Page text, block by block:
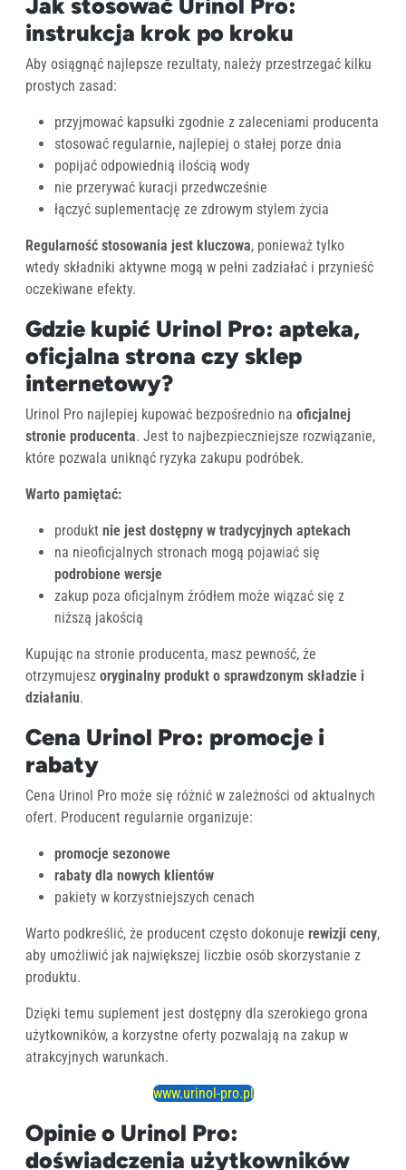
Jak stosować Urinol Pro:
instrukcja krok po kroku
Aby osiągnąć najlepsze rezultaty, należy przestrzegać kilku
prostych zasad:
przyjmować kapsułki zgodnie z zaleceniami producenta
stosować regularnie, najlepiej o stałej porze dnia
popijać odpowiednią ilością wody
nie przerywać kuracji przedwcześnie
łączyć suplementację ze zdrowym stylem życia
Regularność stosowania jest kluczowa, ponieważ tylko
wtedy składniki aktywne mogą w pełni zadziałać i przynieść
oczekiwane efekty.
Gdzie kupić Urinol Pro: apteka,
oficjalna strona czy sklep
internetowy?
Urinol Pro najlepiej kupować bezpośrednio na oficjalnej
stronie producenta. Jest to najbezpieczniejsze rozwiązanie,
które pozwala uniknąć ryzyka zakupu podróbek.
Warto pamiętać:
produkt nie jest dostępny w tradycyjnych aptekach
na nieoficjalnych stronach mogą pojawiać się
podrobione wersje
zakup poza oficjalnym źródłem może wiązać się z
niższą jakością
Kupując na stronie producenta, masz pewność, że
otrzymujesz oryginalny produkt o sprawdzonym składzie i
działaniu.
Cena Urinol Pro: promocje i
rabaty
Cena Urinol Pro może się różnić w zależności od aktualnych
ofert. Producent regularnie organizuje:
promocje sezonowe
rabaty dla nowych klientów
pakiety w korzystniejszych cenach
Warto podkreślić, że producent często dokonuje rewizji ceny,
aby umożliwić jak największej liczbie osób skorzystanie z
produktu.
Dzięki temu suplement jest dostępny dla szerokiego grona
użytkowników, a korzystne oferty pozwalają na zakup w
atrakcyjnych warunkach.
www.urinol-pro.pl
Opinie o Urinol Pro:
doświadczenia użytkowników